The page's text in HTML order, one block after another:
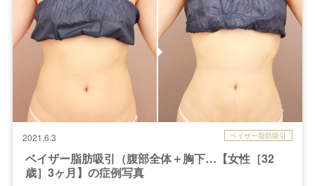
2021.6.3 ベイザー脂肪吸引
ベイザー脂肪吸引（腹部全体＋胸下…【女性［32
歳］3ヶ月】の症例写真